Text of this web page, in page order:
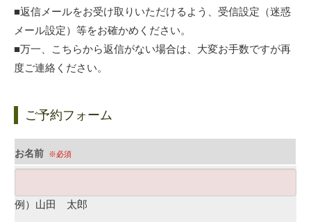
■返信メールをお受け取りいただけるよう、受信設定（迷惑
メール設定）等をお確かめください。
■万一、こちらから返信がない場合は、大変お手数ですが再
度ご連絡ください。
ご予約フォーム
お名前 ※必須
例）山田 太郎